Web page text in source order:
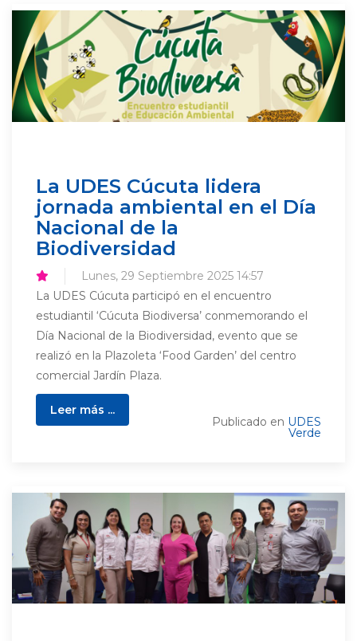
La UDES Cúcuta lidera
jornada ambiental en el Día
Nacional de la
Biodiversidad
Lunes, 29 Septiembre 2025 14:57
La UDES Cúcuta participó en el encuentro
estudiantil ‘Cúcuta Biodiversa’ conmemorando el
Día Nacional de la Biodiversidad, evento que se
realizó en la Plazoleta ‘Food Garden’ del centro
comercial Jardín Plaza.
Leer más ...
Publicado en UDES
Verde